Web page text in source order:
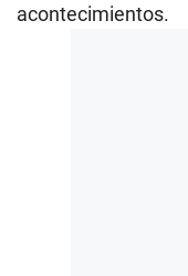
acontecimientos.